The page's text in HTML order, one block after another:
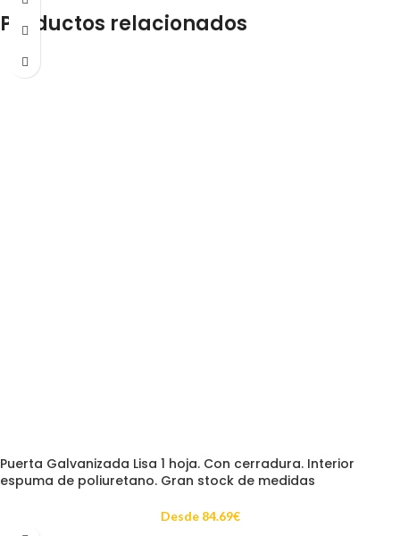
Productos relacionados
Puerta Galvanizada Lisa 1 hoja. Con cerradura. Interior
espuma de poliuretano. Gran stock de medidas
Desde 84.69€